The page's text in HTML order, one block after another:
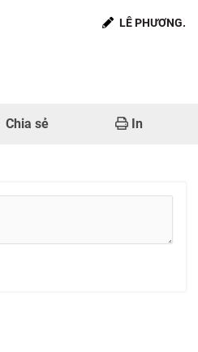
LÊ PHƯƠNG.
Chia sẻ In